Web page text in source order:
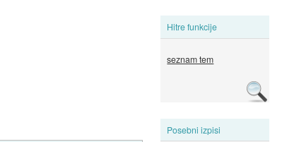
Hitre funkcije
seznam tem
Posebni izpisi